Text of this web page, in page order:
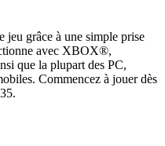
jeu grâce à une simple prise
avec XBOX®,
que la plupart des PC,
Commencez à jouer dès